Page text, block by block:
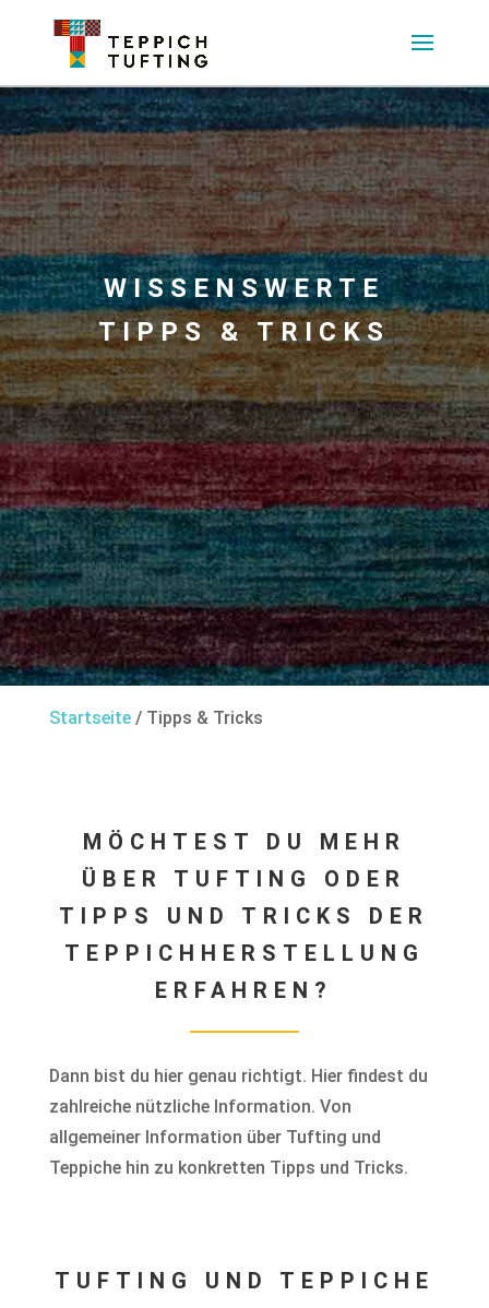
WISSENSWERTE
TIPPS & TRICKS
Startseite/ Tipps & Tricks
MÖCHTEST DU MEHR
ÜBER TUFTING ODER
TIPPS UND TRICKS DER
TEPPICH­HERSTELLUNG
ERFAHREN?
Dann bist du hier genau richtigt. Hier findest du
zahlreiche nützliche Information. Von
allgemeiner Information über Tufting und
Teppiche hin zu konkretten Tipps und Tricks.
TUFTING UND TEPPICHE